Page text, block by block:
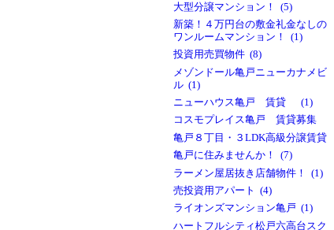
大型分譲マンション！ (5)
新築！４万円台の敷金礼金なしの
ワンルームマンション！ (1)
投資用売買物件 (8)
メゾンドール亀戸ニューカナメビ
ル (1)
ニューハウス亀戸 賃貸 (1)
コスモプレイス亀戸 賃貸募集
亀戸８丁目・３LDK高級分譲賃貸
亀戸に住みませんか！ (7)
ラーメン屋居抜き店舗物件！ (1)
売投資用アパート (4)
ライオンズマンション亀戸 (1)
ハートフルシティ松戸六高台スク